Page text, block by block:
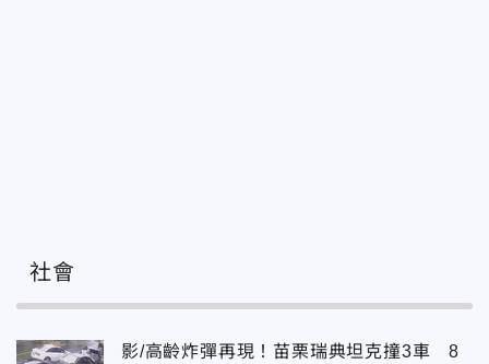
社會
影/高齡炸彈再現！苗栗瑞典坦克撞3車 8